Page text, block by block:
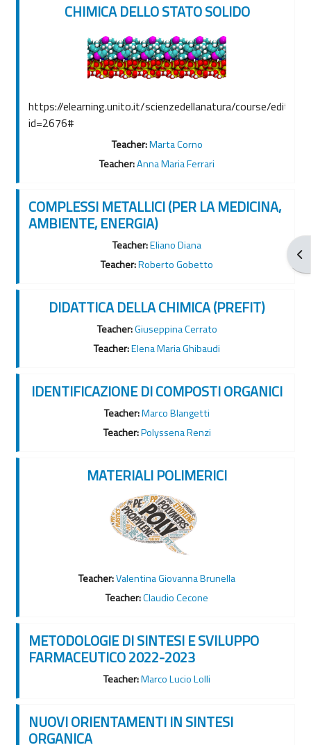
CHIMICA DELLO STATO SOLIDO
https://elearning.unito.it/scienzedellanatura/course/
id=2676#
Teacher:Marta Corno
Teacher:Anna Maria Ferrari
COMPLESSI METALLICI (PER LA MEDICINA,
AMBIENTE, ENERGIA)
Teacher:Eliano Diana
Teacher:Roberto Gobetto
DIDATTICA DELLA CHIMICA (PREFIT)
Teacher:Giuseppina Cerrato
Teacher:Elena Maria Ghibaudi
IDENTIFICAZIONE DI COMPOSTI ORGANICI
Teacher:Marco Blangetti
Teacher:Polyssena Renzi
MATERIALI POLIMERICI
Teacher:Valentina Giovanna Brunella
Teacher:Claudio Cecone
METODOLOGIE DI SINTESI E SVILUPPO
FARMACEUTICO 2022-2023
Teacher:Marco Lucio Lolli
NUOVI ORIENTAMENTI IN SINTESI
ORGANICA